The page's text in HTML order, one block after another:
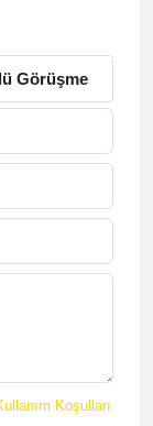
Görüşme
Koşulları